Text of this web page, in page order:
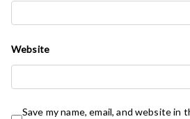
Website
Save my name, email, and website